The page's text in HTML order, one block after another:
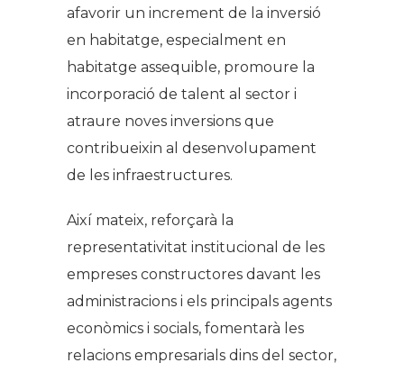
afavorir un increment de la inversió
en habitatge, especialment en
habitatge assequible, promoure la
incorporació de talent al sector i
atraure noves inversions que
contribueixin al desenvolupament
de les infraestructures.
Així mateix, reforçarà la
representativitat institucional de les
empreses constructores davant les
administracions i els principals agents
econòmics i socials, fomentarà les
relacions empresarials dins del sector,